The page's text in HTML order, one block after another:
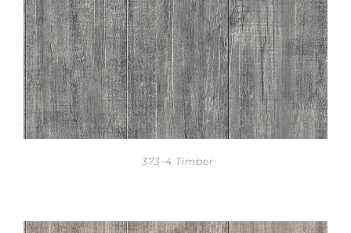
373-4 Timber